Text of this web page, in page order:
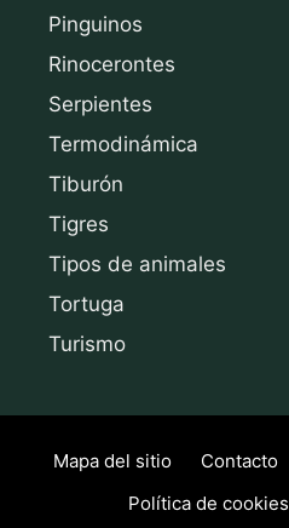
Pinguinos
Rinocerontes
Serpientes
Termodinámica
Tiburón
Tigres
Tipos de animales
Tortuga
Turismo
Mapa del sitio Contacto
Política de cookies